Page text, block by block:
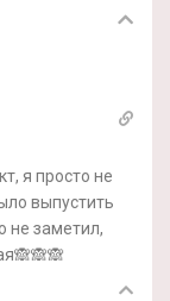
я просто не
выпустить
не заметил,